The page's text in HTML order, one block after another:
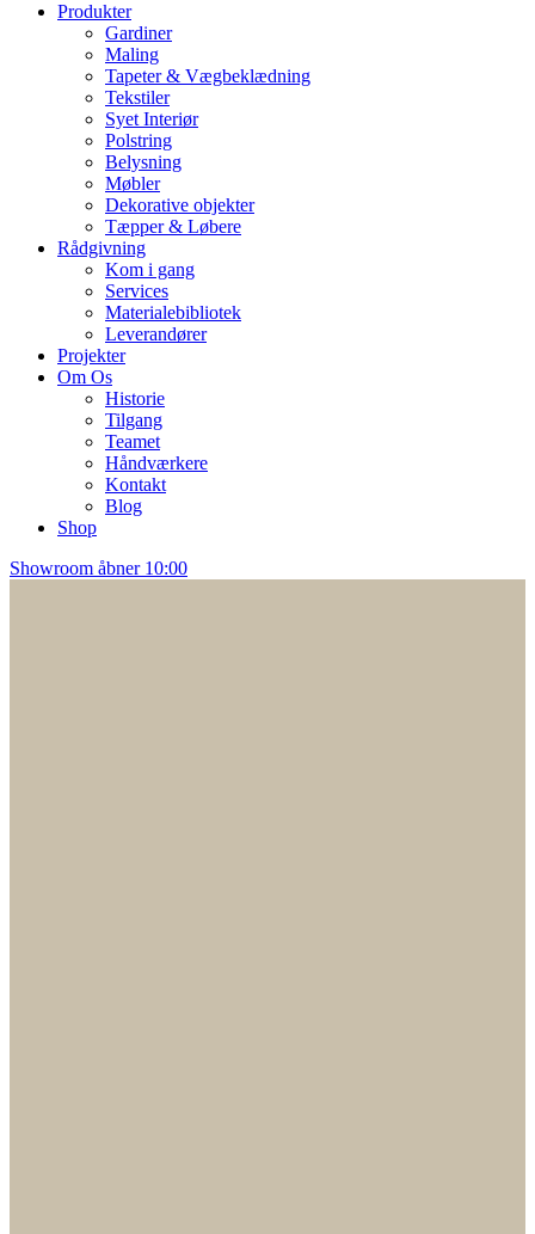
Produkter
Gardiner
Maling
Tapeter & Vægbeklædning
Tekstiler
Syet Interiør
Polstring
Belysning
Møbler
Dekorative objekter
Tæpper & Løbere
Rådgivning
Kom i gang
Services
Materialebibliotek
Leverandører
Projekter
Om Os
Historie
Tilgang
Teamet
Håndværkere
Kontakt
Blog
Shop
Showroom åbner 10:00